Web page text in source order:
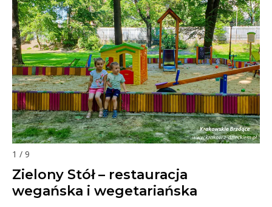
1 / 9
Zielony Stół – restauracja
wegańska i wegetariańska